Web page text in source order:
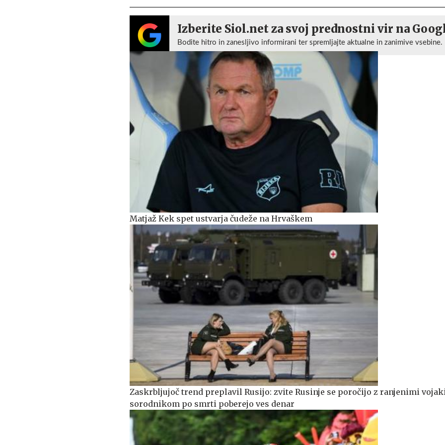
Izberite Siol.net za svoj prednostni vir na
Bodite hitro in zanesljivo informirani ter spremljajte aktualne in zanimive vsebine.
Matjaž Kek spet ustvarja čudeže na Hrvaškem
Zaskrbljujoč trend preplavil Rusijo: zvite Rusinje se poročijo z ranjenimi
sorodnikom po smrti poberejo ves denar